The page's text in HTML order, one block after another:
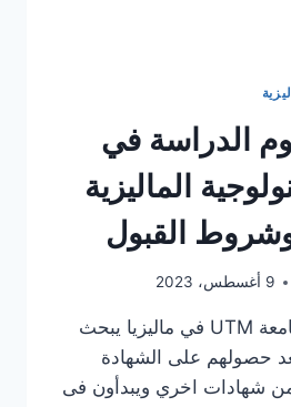
الدراسة في
الماليزية
القبول
9 أغسطس، 2023
تكاليف ومصاريف جامعة UTM في ماليزيا يبحث
حصولهم على الشهادة
من شهادات اخري ويبدأون فى